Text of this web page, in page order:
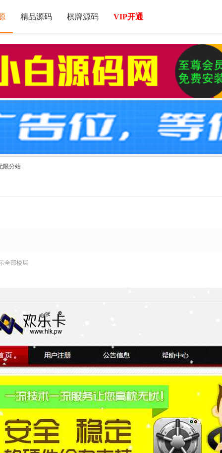
精品源码 棋牌源码 VIP开通
限分站
全部楼层